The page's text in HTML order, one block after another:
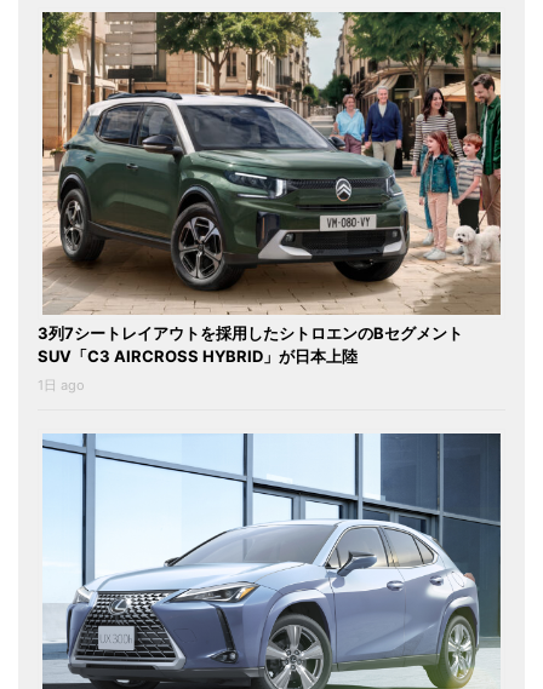
3列7シートレイアウトを採用したシトロエンのBセグメント
SUV「C3 AIRCROSS HYBRID」が日本上陸
1日 ago